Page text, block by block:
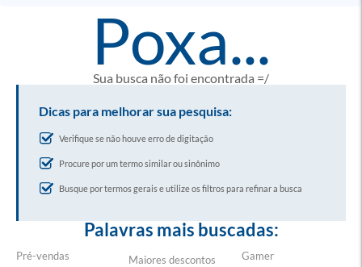
poxa...
Sua busca não foi encontrada =/
Dicas para melhorar sua pesquisa:
Verifique se não houve erro de digitação
Procure por um termo similar ou sinônimo
Busque por termos gerais e utilize os filtros para refinar a busca
Palavras mais buscadas:
Pré-vendas
Maiores descontos
Gamer